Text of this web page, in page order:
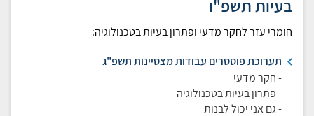
בעיות תשפ"ו
חומרי עזר לחקר מדעי ופתרון בעיות בטכנולוגיה:
תערוכת פוסטרים עבודות מצטיינות תשפ"ג
- חקר מדעי
- פתרון בעיות בטכנולוגיה
- גם אני יכול לבנות